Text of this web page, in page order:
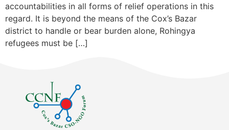
accountabilities in all forms of relief operations in this
regard. It is beyond the means of the Cox’s Bazar
district to handle or bear burden alone, Rohingya
refugees must be […]